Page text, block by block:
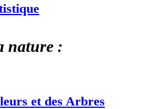
nature :
et des Arbres